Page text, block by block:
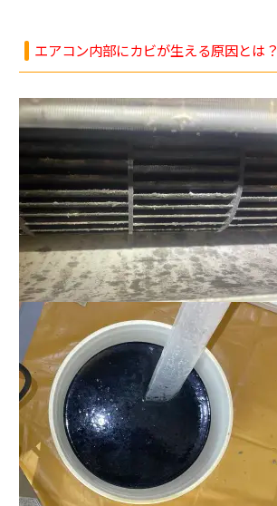
エアコン内部にカビが生える原因とは？